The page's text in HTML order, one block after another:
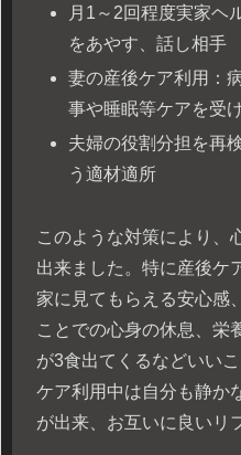
月1～2回程度実家ヘ
をあやす、話し相手
妻の産後ケア利用：
事や睡眠等ケアを受
夫婦の役割分担を再
う適材適所
このような対策により、
出来ました。特に産後ケ
家に見てもらえる安心感
ことでの心身の休息、栄
が3食出てくるなどいい
ケア利用中は自分も静か
が出来、お互いに良いリ